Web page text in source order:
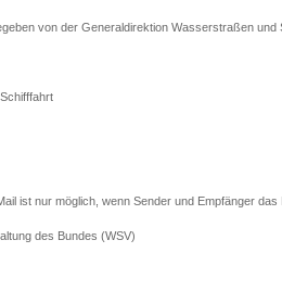
von der Generaldirektion Wasserstraßen
ist nur möglich, wenn Sender und Empfänger
des Bundes (WSV)